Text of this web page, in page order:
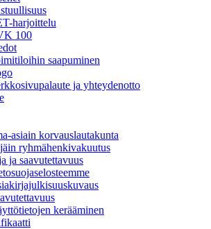
harjoittelu
100
saapuminen
ja yhteydenotto
asiain korvauslautakunta
ryhmähenkivakuutus
ja saavutettavuus
kerääminen